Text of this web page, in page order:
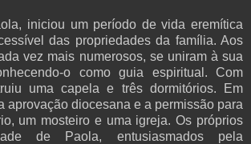
iniciou um período de vida eremítica
das propriedades da família. Aos
vez mais numerosos, se uniram à sua
o como guia espiritual. Com
uma capela e três dormitórios. Em
aprovação diocesana e a permissão para
um mosteiro e uma igreja. Os próprios
de Paola, entusiasmados pela